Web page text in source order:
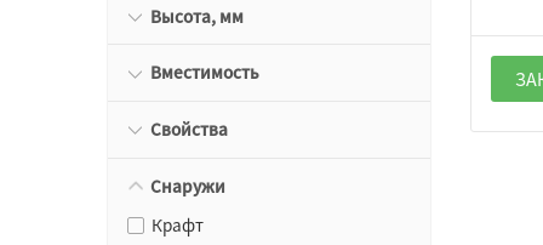
Высота, мм
Вместимость
Свойства
Снаружи
Крафт